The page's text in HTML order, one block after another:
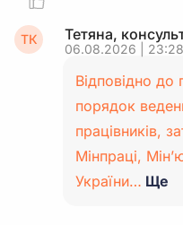
ТК Тетяна,
06.08.2026 | 23:28
Відповідно до
порядок
працівників,
Мінпраці,
України… Ще